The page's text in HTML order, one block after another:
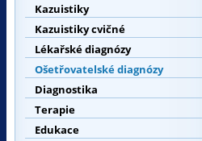
Kazuistiky
Kazuistiky cvičné
Lékařské diagnózy
Ošetřovatelské diagnózy
Diagnostika
Terapie
Edukace